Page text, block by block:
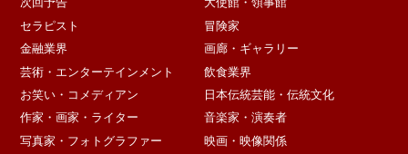
セラピスト
冒険家
金融業界
画廊・ギャラリー
芸術・エンターテインメント
飲食業界
お笑い・コメディアン
日本伝統芸能・伝統文化
作家・画家・ライター
音楽家・演奏者
写真家・フォトグラファー
映画・映像関係